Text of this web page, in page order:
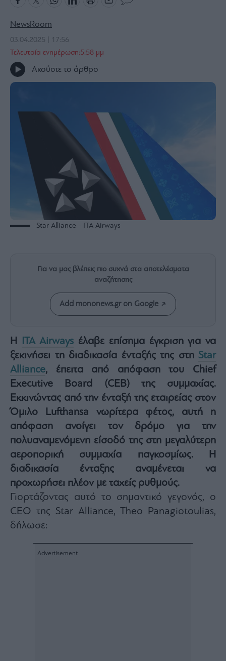
Times
The
Wiseman
My
Story
Media
Winners
Losers
Rumors
ESG
Άρθρα
Les
Bons
Vivants
Auto
Life
&
Style
Υγεία
Architecture
&
Design
Fashion
&
Art
Watches
Yachts
NewsRoom
03.04.2025 | 17:56
Τελευταία ενημέρωση:5:58 μμ
Ακούστε το άρθρο
Star Alliance - ΙΤΑ Airways
Για να μας βλέπεις πιο συχνά στα αποτελέσματα
αναζήτησης
Add mononews.gr on Google
Η ITA Airways έλαβε επίσημα έγκριση για να
ξεκινήσει τη διαδικασία ένταξής της στη Star
Alliance, έπειτα από απόφαση του Chief
Executive Board (CEB) της συμμαχίας.
Εκκινώντας από την ένταξή της εταιρείας στον
Όμιλο Lufthansa νωρίτερα φέτος, αυτή η
απόφαση ανοίγει τον δρόμο για την
πολυαναμενόμενη είσοδό της στη μεγαλύτερη
αεροπορική συμμαχία παγκοσμίως. Η
διαδικασία ένταξης αναμένεται να
προχωρήσει πλέον με ταχείς ρυθμούς.
Γιορτάζοντας αυτό το σημαντικό γεγονός, ο
CEO της Star Alliance, Theo Panagiotoulias,
δήλωσε: